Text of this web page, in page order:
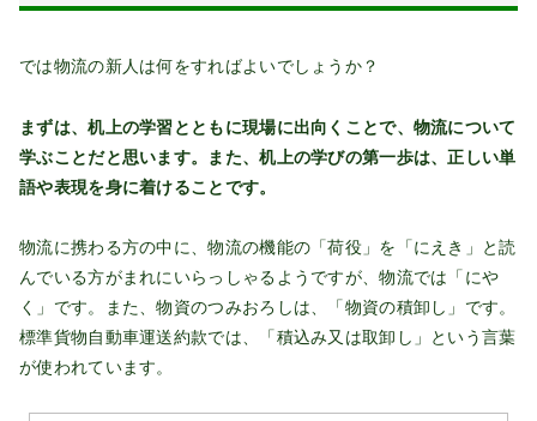
では物流の新人は何をすればよいでしょうか？
まずは、机上の学習とともに現場に出向くことで、物流について
学ぶことだと思います。また、机上の学びの第一歩は、正しい単
語や表現を身に着けることです。
物流に携わる方の中に、物流の機能の「荷役」を「にえき」と読
んでいる方がまれにいらっしゃるようですが、物流では「にや
く」です。また、物資のつみおろしは、「物資の積卸し」です。
標準貨物自動車運送約款では、「積込み又は取卸し」という言葉
が使われています。